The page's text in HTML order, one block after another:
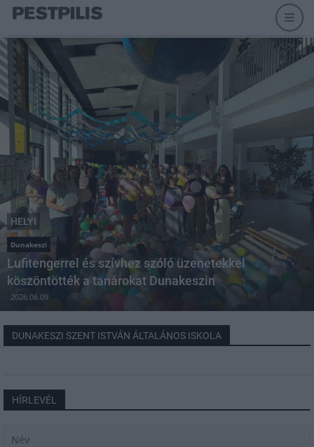
HELYI
Dunakeszi
Lufitengerrel és szívhez szóló üzenetekkel
köszöntötték a tanárokat Dunakeszin
2026.06.09
DUNAKESZI SZENT ISTVÁN ÁLTALÁNOS ISKOLA
HÍRLEVÉL
Név